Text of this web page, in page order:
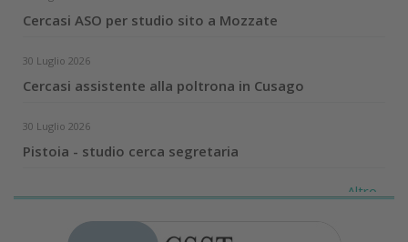
Cercasi ASO per studio sito a Mozzate
30 Luglio 2026
Cercasi assistente alla poltrona in Cusago
30 Luglio 2026
Pistoia - studio cerca segretaria
Altro...